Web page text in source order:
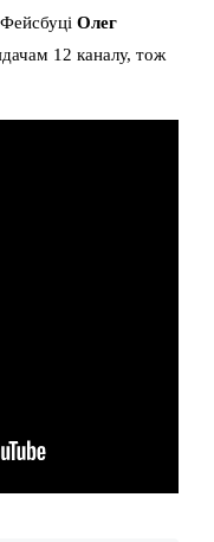
Олег
12 каналу, тож